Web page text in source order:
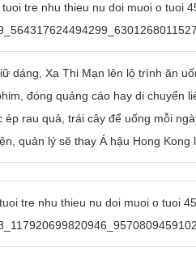
dáng, Xa Thi Mạn lên lộ trình ăn
đóng quảng cáo hay di chuyển
ép rau quả, trái cây để uống mỗi
quản lý sẽ thay Á hậu Hong Kong